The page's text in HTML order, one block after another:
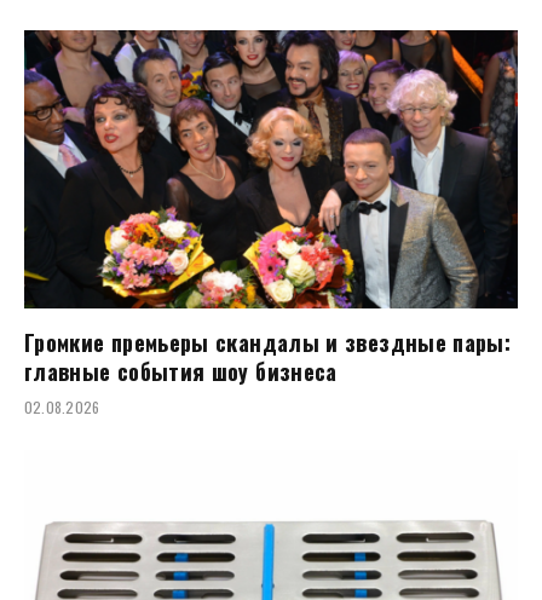
Громкие премьеры скандалы и звездные пары:
главные события шоу бизнеса
02.08.2026